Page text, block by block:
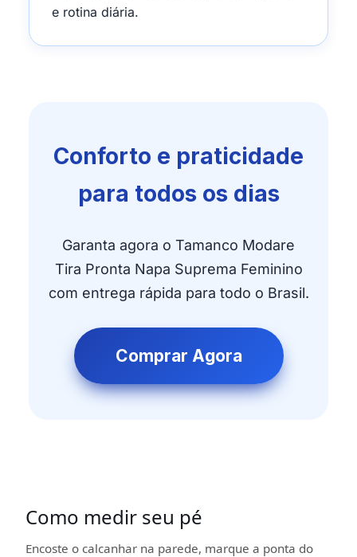
e rotina diária.
Conforto e praticidade
para todos os dias
Garanta agora o Tamanco Modare
Tira Pronta Napa Suprema Feminino
com entrega rápida para todo o Brasil.
Comprar Agora
Como medir seu pé
Encoste o calcanhar na parede, marque a ponta do